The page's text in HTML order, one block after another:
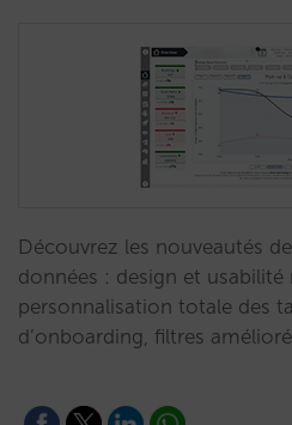
Découvrez les nouveautés
données : design et usabilité
personnalisation totale des
d’onboarding, filtres